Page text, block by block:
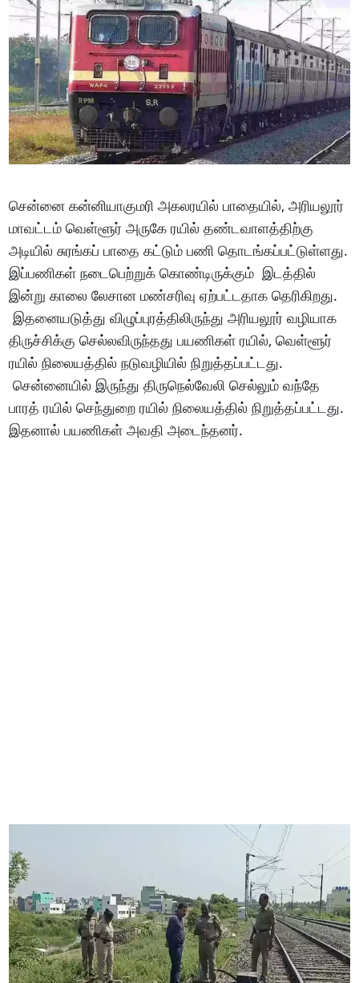
சென்னை கன்னியாகுமரி அகலரயில் பாதையில், அரியலூர்
மாவட்டம் வெள்ளூர் அருகே ரயில் தண்டவாளத்திற்கு
அடியில் சுரங்கப் பாதை கட்டும் பணி தொடங்கப்பட்டுள்ளது.
இப்பணிகள் நடைபெற்றுக் கொண்டிருக்கும் இடத்தில்
இன்று காலை லேசான மண்சரிவு ஏற்பட்டதாக தெரிகிறது.
இதனையடுத்து விழுப்புரத்திலிருந்து அரியலூர் வழியாக
திருச்சிக்கு செல்லவிருந்தது பயணிகள் ரயில், வெள்ளூர்
ரயில் நிலையத்தில் நடுவழியில் நிறுத்தப்பட்டது.
சென்னையில் இருந்து திருநெல்வேலி செல்லும் வந்தே
பாரத் ரயில் செந்துறை ரயில் நிலையத்தில் நிறுத்தப்பட்டது.
இதனால் பயணிகள் அவதி அடைந்தனர்.